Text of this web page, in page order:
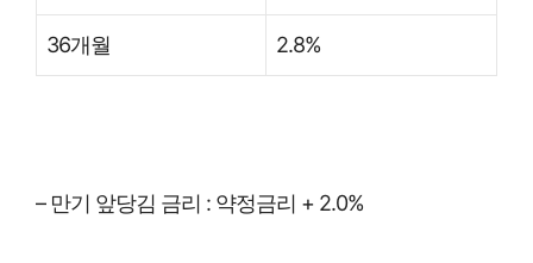
36개월 2.8%
– 만기 앞당김 금리 : 약정금리 + 2.0%